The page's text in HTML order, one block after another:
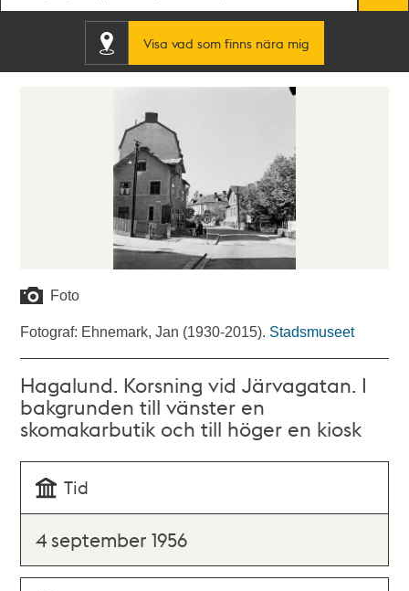
Visa vad som finns nära mig
Foto
Fotograf: Ehnemark, Jan (1930-2015). Stadsmuseet
Hagalund. Korsning vid Järvagatan. I
bakgrunden till vänster en
skomakarbutik och till höger en kiosk
Tid
4 september 1956